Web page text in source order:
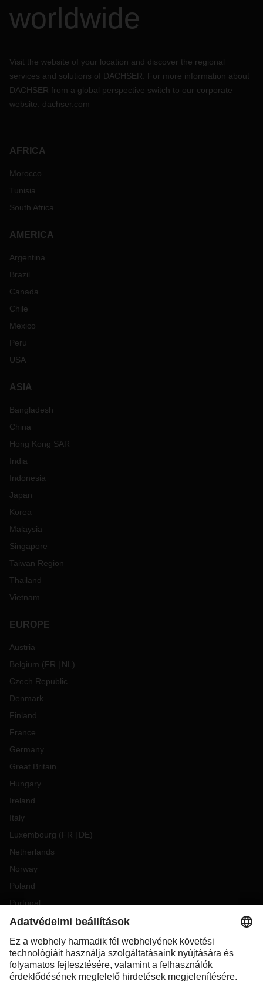
worldwide
Visit the website of your location and discover the regional
services and solutions of DACHSER. For more information about
DACHSER from a global perspective switch to our corporate
website: dachser.com
AFRICA
Morocco
Tunisia
South Africa
AMERICA
Argentina
Brazil
Canada
Chile
Mexico
Peru
USA
ASIA
Bangladesh
China
Hong Kong SAR
India
Indonesia
Japan
Korea
Malaysia
Singapore
Taiwan Region
Thailand
Vietnam
EUROPE
Austria
Belgium (FR NL )
Czech Republic
Denmark
Finland
France
Germany
Great Britain
Hungary
Ireland
Italy
Luxembourg (FR DE)
Netherlands
Norway
Poland
Portugal
Romania
Slovakia
Spain
Sweden